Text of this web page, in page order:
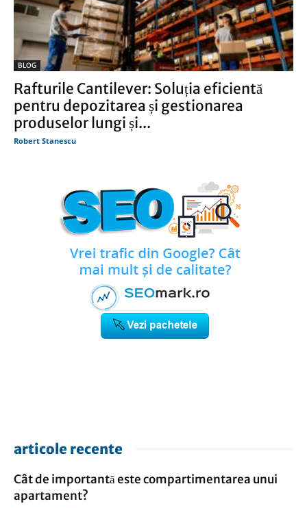
BLOG
Rafturile Cantilever: Soluția eficientă
pentru depozitarea și gestionarea
produselor lungi și...
Robert Stanescu
articole recente
Cât de importantă este compartimentarea unui
apartament?